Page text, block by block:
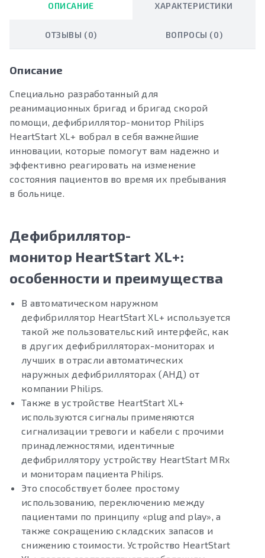
ОПИСАНИЕ ХАРАКТЕРИСТИКИ
ОТЗЫВЫ (0) ВОПРОСЫ (0)
Описание
Специально разработанный для
реанимационных бригад и бригад скорой
помощи, дефибриллятор-монитор Philips
HeartStart XL+ вобрал в себя важнейшие
инновации, которые помогут вам надежно и
эффективно реагировать на изменение
состояния пациентов во время их пребывания
в больнице.
Дефибриллятор-
монитор HeartStart XL+:
особенности и преимущества
В автоматическом наружном
дефибриллятор HeartStart XL+ используется
такой же пользовательский интерфейс, как
в других дефибрилляторах-мониторах и
лучших в отрасли автоматических
наружных дефибрилляторах (АНД) от
компании Philips.
Также в устройстве HeartStart XL+
используются сигналы применяются
сигнализации тревоги и кабели с прочими
принадлежностями, идентичные
дефибриллятору устройству HeartStart MRx
и мониторам пациента Philips.
Это способствует более простому
использованию, переключению между
пациентами по принципу «plug and play», а
также сокращению складских запасов и
снижению стоимости. Устройство HeartStart